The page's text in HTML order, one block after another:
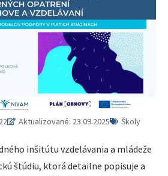
Aktualizované: 23.09.2025 Školy
inšitútu vzdelávania a mládeže
štúdiu, ktorá detailne popisuje a